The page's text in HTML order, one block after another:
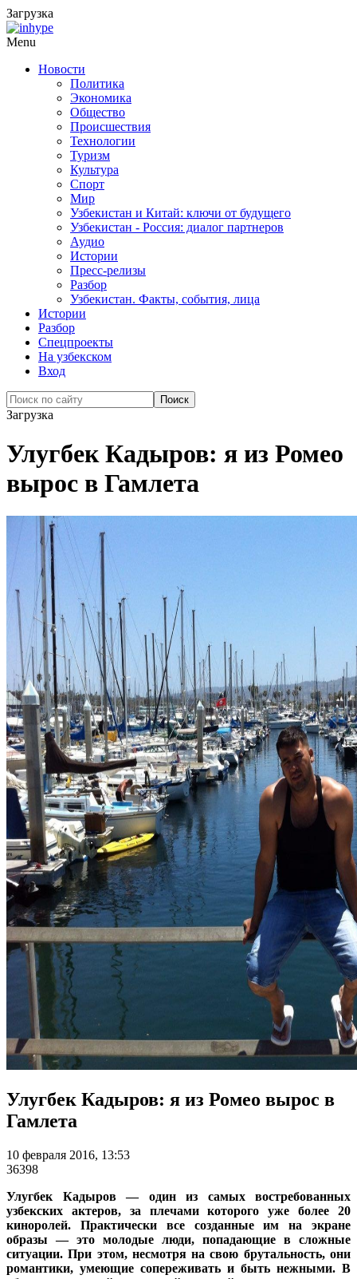
Загрузка
Menu
Новости
Политика
Экономика
Общество
Происшествия
Технологии
Туризм
Культура
Спорт
Мир
Узбекистан и Китай: ключи от будущего
Узбекистан - Россия: диалог партнеров
Аудио
Истории
Пресс-релизы
Разбор
Узбекистан. Факты, события, лица
Истории
Разбор
Спецпроекты
На узбекском
Вход
Загрузка
Улугбек Кадыров: я из Ромео
вырос в Гамлета
Улугбек Кадыров: я из Ромео вырос в
Гамлета
10 февраля 2016, 13:53
36398
Улугбек Кадыров — один из самых востребованных
узбекских актеров, за плечами которого уже более 20
киноролей. Практически все созданные им на экране
образы — это молодые люди, попадающие в сложные
ситуации. При этом, несмотря на свою брутальность, они
романтики, умеющие сопереживать и быть нежными. В